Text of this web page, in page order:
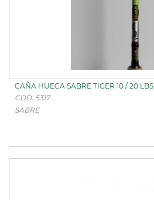
CAÑA HUECA SABRE TIGER 10 / 20 LBS
COD: 5317
SABRE